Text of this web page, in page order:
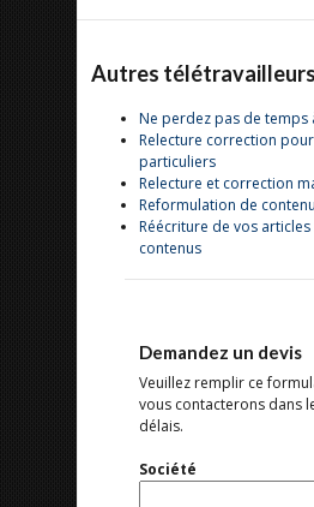
Autres
Ne perdez pas de temps
Relecture correction
particuliers
Relecture et correction
Reformulation de
Réécriture de vos articles
contenus
Demandez un devis
Veuillez remplir ce
vous contacterons dans
délais.
Société